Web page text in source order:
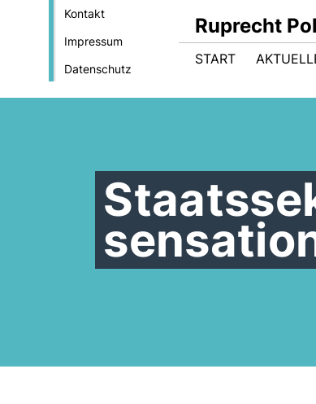
Kontakt
Impressum
Datenschutz
Ruprecht
START